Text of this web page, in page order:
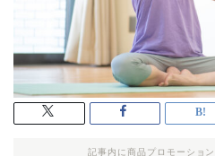
記事内に商品プロモーショ